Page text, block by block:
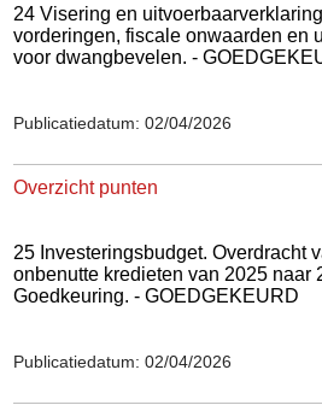
24 Visering en
vorderingen, fiscale onwaarden en
voor dwangbevelen. -
Publicatiedatum: 02/04/2026
Overzicht punten
25 Investeringsbudget. Overdracht
onbenutte kredieten van 2025 naar
Goedkeuring. - GOEDGEKEURD
Publicatiedatum: 02/04/2026